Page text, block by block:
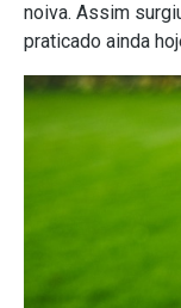
noiva. Assim
praticado ainda